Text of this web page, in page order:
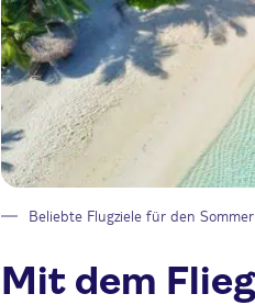
Beliebte Flugziele für den
Mit dem